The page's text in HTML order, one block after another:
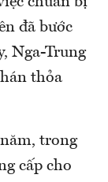
đã bước
Nga-Trung
thỏa
trong
cấp cho